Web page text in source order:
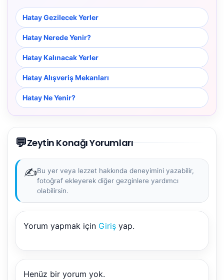
Hatay Gezilecek Yerler
Hatay Nerede Yenir?
Hatay Kalınacak Yerler
Hatay Alışveriş Mekanları
Hatay Ne Yenir?
💬Zeytin Konağı Yorumları
✍️Bu yer veya lezzet hakkında deneyimini yazabilir,
fotoğraf ekleyerek diğer gezginlere yardımcı
olabilirsin.
Yorum yapmak için Giriş yap.
Henüz bir yorum yok.
NBY Akıllı Asistan
AI kullanmadan, sitedeki gerçek yerlerle akıllı rota
önerir.